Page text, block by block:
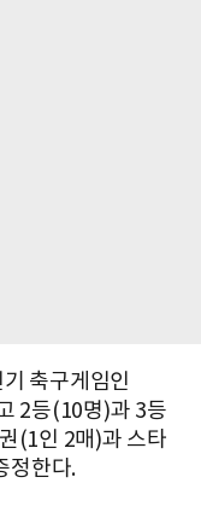
축구게임인
2등(10명)과 3등
(1인 2매)과 스타
정한다.